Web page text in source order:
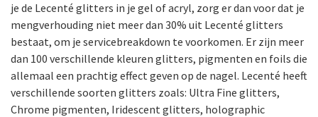
je de Lecenté glitters in je gel of acryl, zorg er dan voor dat je
mengverhouding niet meer dan 30% uit Lecenté glitters
bestaat, om je servicebreakdown te voorkomen. Er zijn meer
dan 100 verschillende kleuren glitters, pigmenten en foils die
allemaal een prachtig effect geven op de nagel. Lecenté heeft
verschillende soorten glitters zoals: Ultra Fine glitters,
Chrome pigmenten, Iridescent glitters, holographic